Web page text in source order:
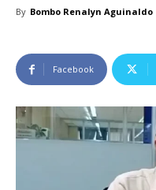
By Bombo Renalyn Aguinaldo
Facebook